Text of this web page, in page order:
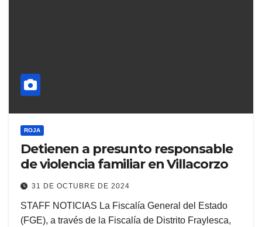
ROJA
Detienen a presunto responsable
de violencia familiar en Villacorzo
31 DE OCTUBRE DE 2024
STAFF NOTICIAS La Fiscalía General del Estado
(FGE), a través de la Fiscalía de Distrito Fraylesca,